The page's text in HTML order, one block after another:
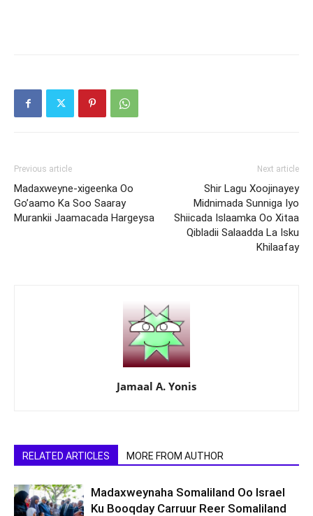
Previous article
Madaxweyne-xigeenka Oo
Go’aamo Ka Soo Saaray
Murankii Jaamacada Hargeysa
Next article
Shir Lagu Xoojinayey
Midnimada Sunniga Iyo
Shiicada Islaamka Oo Xitaa
Qibladii Salaadda La Isku
Khilaafay
Jamaal A. Yonis
RELATED ARTICLES MORE FROM AUTHOR
Madaxweynaha Somaliland Oo Israel
Ku Booqday Carruur Reer Somaliland